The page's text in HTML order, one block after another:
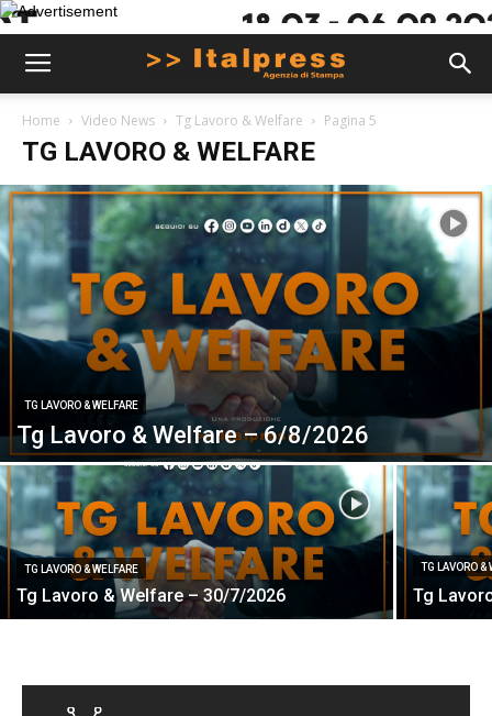
Home Video News Tg Lavoro & Welfare Pagina 5
TG LAVORO & WELFARE
TG LAVORO & WELFARE
Tg Lavoro & Welfare – 6/8/2026
TG LAVORO & WELFARE
Tg Lavoro & Welfare – 30/7/2026
TG LAVORO &
Tg